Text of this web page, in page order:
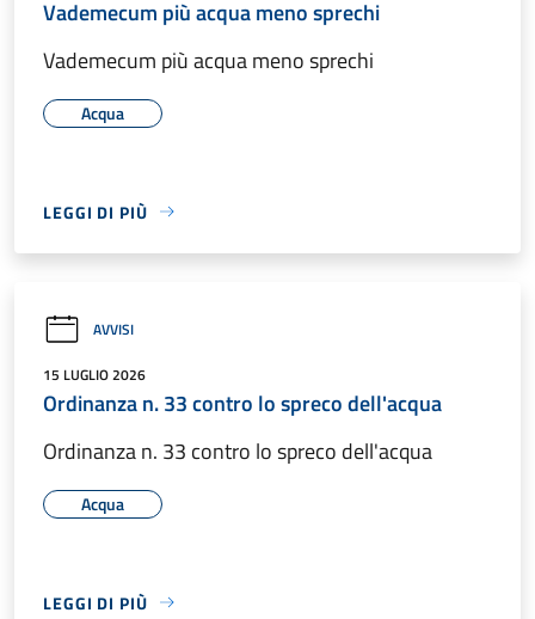
Vademecum più acqua meno sprechi
Vademecum più acqua meno sprechi
Acqua
LEGGI DI PIÙ
AVVISI
15 LUGLIO 2026
Ordinanza n. 33 contro lo spreco dell'acqua
Ordinanza n. 33 contro lo spreco dell'acqua
Acqua
LEGGI DI PIÙ